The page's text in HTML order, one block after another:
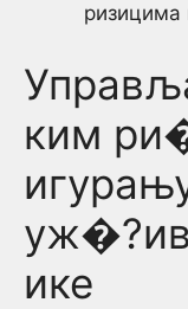
ризицима
ким
ике